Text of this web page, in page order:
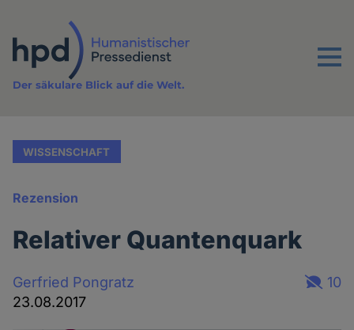
Inhalt
Menu
Der säkulare Blick auf die Welt.
WISSENSCHAFT
Rezension
Relativer Quantenquark
Gerfried Pongratz
23.08.2017
10